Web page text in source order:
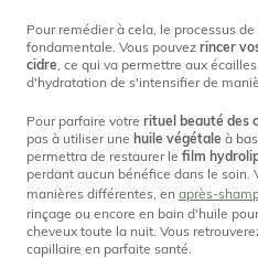
Pour remédier à cela, le processus
fondamentale. Vous pouvez rincer
cidre , ce qui va permettre aux
d'hydratation de s'intensifier de
Pour parfaire votre rituel beauté des
pas à utiliser une huile végétale à
permettra de restaurer le film
perdant aucun bénéfice dans le soin.
manières différentes, en après-
rinçage ou encore en bain d'huile
cheveux toute la nuit. Vous
capillaire en parfaite santé.